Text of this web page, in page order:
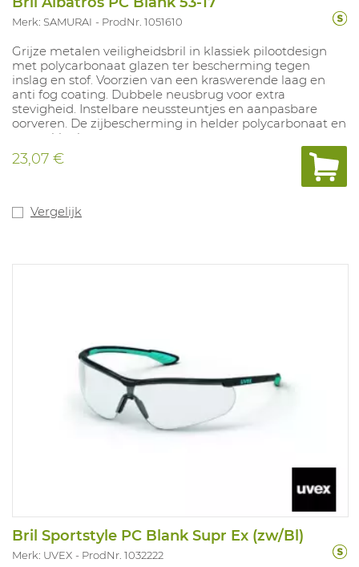
Merk: SAMURAI ProdNr. 1051610
Grijze metalen veiligheidsbril in klassiek pilootdesign
met polycarbonaat glazen ter bescherming tegen
inslag en stof. Voorzien van een kraswerende laag en
anti fog coating. Dubbele neusbrug voor extra
stevigheid. Instelbare neussteuntjes en aanpasbare
oorveren. De zijbescherming in helder polycarbonaat en
vastgeklonken.
23,07 €
Vergelijk
Bril Sportstyle PC Blank Supr Ex (zw/Bl)
Merk: UVEX ProdNr. 1032222